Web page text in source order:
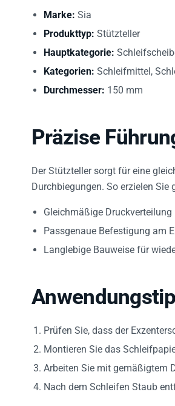
Marke: Sia
Produkttyp: Stützteller
Hauptkategorie:
Kategorien: Schleifmittel,
Durchmesser: 150 mm
Präzise
Der Stützteller sorgt für eine
Durchbiegungen. So erzielen Sie
Gleichmäßige
Passgenaue Befestigung am
Langlebige Bauweise für
Prüfen Sie, dass der
Montieren Sie das
Arbeiten Sie mit gemäßigtem
Nach dem Schleifen Staub